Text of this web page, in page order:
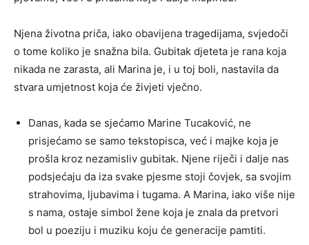
Njena životna priča, iako obavijena tragedijama, svjedoči
o tome koliko je snažna bila. Gubitak djeteta je rana koja
nikada ne zarasta, ali Marina je, i u toj boli, nastavila da
stvara umjetnost koja će živjeti vječno.
Danas, kada se sjećamo Marine Tucaković, ne
prisjećamo se samo tekstopisca, već i majke koja je
prošla kroz nezamisliv gubitak. Njene riječi i dalje nas
podsjećaju da iza svake pjesme stoji čovjek, sa svojim
strahovima, ljubavima i tugama. A Marina, iako više nije
s nama, ostaje simbol žene koja je znala da pretvori
bol u poeziju i muziku koju će generacije pamtiti.